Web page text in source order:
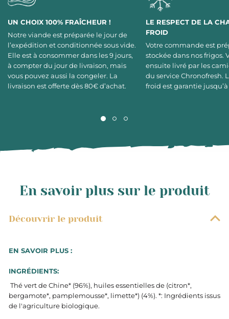
UN CHOIX 100% FRAÎCHEUR !
Notre viande est préparée le jour de
l’expédition et conditionnée sous vide.
Elle est à consommer dans les 9 jours,
à compter du jour de livraison, mais
vous pouvez aussi la congeler. La
livraison est offerte dès 80€ d’achat.
LE RESPECT DE LA
FROID
Votre commande est
stockée dans nos frigos.
ensuite livré par les
du service Chronofresh.
froid est garantie
En savoir plus sur le produit
Découvrir le produit
EN SAVOIR PLUS :
INGRÉDIENTS:
Thé vert de Chine* (96%), huiles essentielles de (citron*,
bergamote*, pamplemousse*, limette*) (4%). *: Ingrédients issus
de l'agriculture biologique.